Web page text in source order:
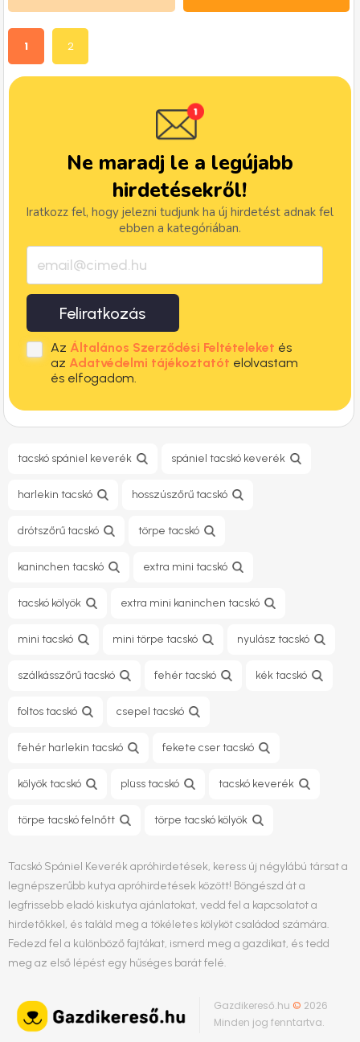
1 2
Ne maradj le a legújabb
hirdetésekről!
Iratkozz fel, hogy jelezni tudjunk ha új hirdetést adnak fel
ebben a kategóriában.
Feliratkozás
Az Általános Szerződési Feltételeket és
az Adatvédelmi tájékoztatót elolvastam
és elfogadom.
tacskó spániel keverék spániel tacskó keverék
harlekin tacskó hosszúszőrű tacskó
drótszőrű tacskó törpe tacskó
kaninchen tacskó extra mini tacskó
tacskó kölyök extra mini kaninchen tacskó
mini tacskó mini törpe tacskó nyulász tacskó
szálkásszőrű tacskó fehér tacskó kék tacskó
foltos tacskó csepel tacskó
fehér harlekin tacskó fekete cser tacskó
kölyök tacskó plüss tacskó tacskó keverék
törpe tacskó felnőtt​ törpe tacskó kölyök
Tacskó Spániel Keverék apróhirdetések, keress új négylábú társat a
legnépszerűbb kutya apróhirdetések között! Böngészd át a
legfrissebb eladó kiskutya ajánlatokat, vedd fel a kapcsolatot a
hirdetőkkel, és találd meg a tökéletes kölyköt családod számára.
Fedezd fel a különböző fajtákat, ismerd meg a gazdikat, és tedd
meg az első lépést egy hűséges barát felé.
Gazdikereső.hu © 2026
Minden jog fenntartva.